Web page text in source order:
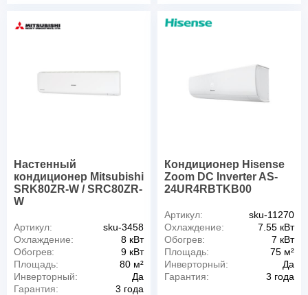
Настенный
кондиционер Mitsubishi
SRK80ZR-W / SRC80ZR-
W
Артикул:
sku-3458
Охлаждение:
8 кВт
Обогрев:
9 кВт
Площадь:
80 м²
Инверторный:
Да
Гарантия:
3 года
Кондиционер Hisense
Zoom DC Inverter AS-
24UR4RBTKB00
Артикул:
sku-11270
Охлаждение:
7.55 кВт
Обогрев:
7 кВт
Площадь:
75 м²
Инверторный:
Да
Гарантия:
3 года